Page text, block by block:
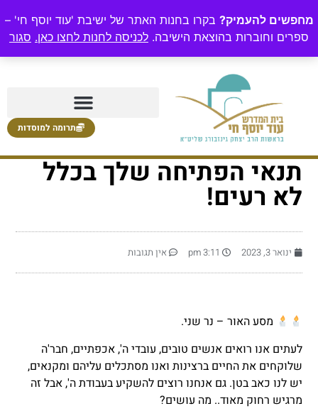
מחפשים להעמיק? בקרו בחנות האתר של ישיבת 'עוד יוסף חי' –
ספרים וחוברות בהוצאת הישיבה. לכניסה לחנות לחצו כאן. סגור
תרומה למוסדות
תנאי הפתיחה שלך בכלל
לא רעים!
ינואר 3, 2023 3:11 pm אין תגובות
מסע האור – נר שני.
לעתים אנו רואים אנשים טובים, עובדי ה', אכפתיים, חבר'ה
שלוקחים את החיים ברצינות ואנו מסתכלים עליהם ומקנאים,
יש לנו כאב בטן. גם אנחנו רוצים להשקיע בעבודת ה', אבל זה
מרגיש רחוק מאוד.. מה עושים?